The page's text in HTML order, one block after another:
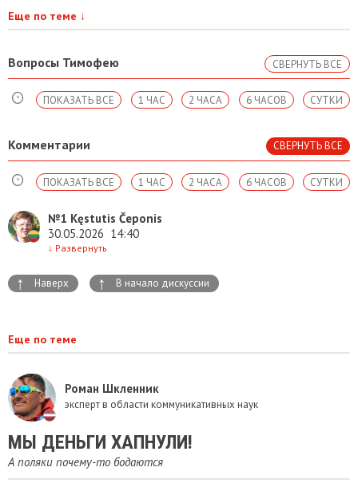
Еще по теме ↓
Вопросы Тимофею СВЕРНУТЬ ВСЕ
СУТКИ
6 ЧАСОВ
2 ЧАСА
1 ЧАС
ПОКАЗАТЬ ВСЕ
Комментарии СВЕРНУТЬ ВСЕ
СУТКИ
6 ЧАСОВ
2 ЧАСА
1 ЧАС
ПОКАЗАТЬ ВСЕ
№1 Kęstutis Čeponis
30.05.2026 14:40
↓ Развернуть
↑ Наверх ↑ В начало дискуссии
Еще по теме
Роман Шкленник
эксперт в области коммуникативных наук
МЫ ДЕНЬГИ ХАПНУЛИ!
А поляки почему-то бодаются